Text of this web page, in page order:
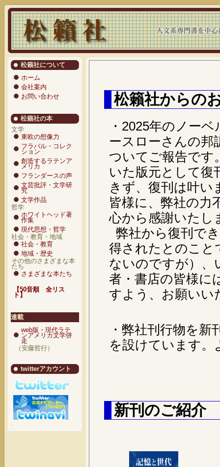
松籟社について
ホーム
会社案内
お問い合わせ
松籟社の本
文学
東欧の想像力
フラバル・コレク
ション
創造するラテンア
メリカ
フランダースの声
文芸批評・文学研
究
文学作品
哲学
ホワイトヘッド著
作集
現代思想・哲学
社会・教育・地域
社会・教育
地域・歴史
その他のさまざまな本
たち
さまざまな本たち
【50音順 全リス
ト】
連載
web版・現代ラテ
ンアメリカ文学併
走
（安藤哲行）
twitterアカウント
松籟社からの
・2025年のノー
ースローさんの邦
ついてご報告です
いた版元として復
きず、復刊は叶い
皆様に、弊社の力
心から感謝いたし
弊社から復刊で
得されたとのこと
ないのですが）、
者・書店の皆様に
すよう、お願いい
・弊社刊行物を
を設けています。
新刊のご紹介